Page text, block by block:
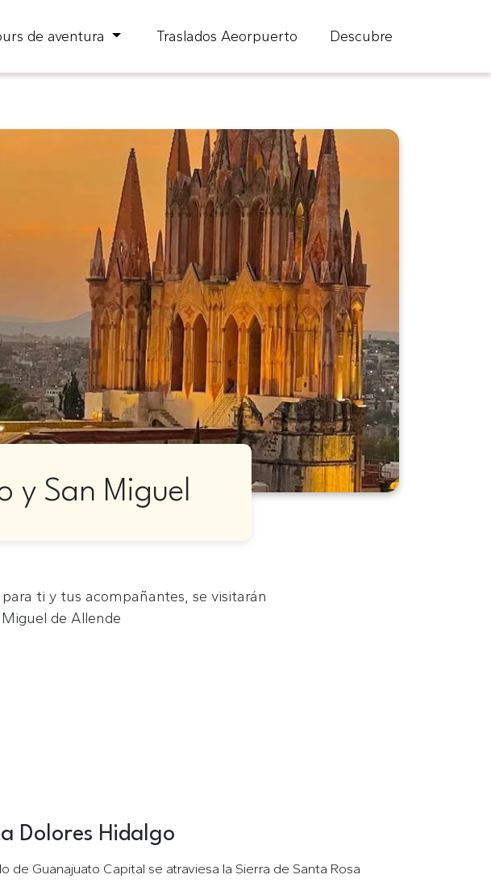
de aventura Traslados Aeorpuerto Descubre
y San Miguel
ti y tus acompañantes, se visitarán
de Allende
Dolores Hidalgo
a Dolores Hidalgo
de Guanajuato Capital se atraviesa la Sierra de Santa Rosa